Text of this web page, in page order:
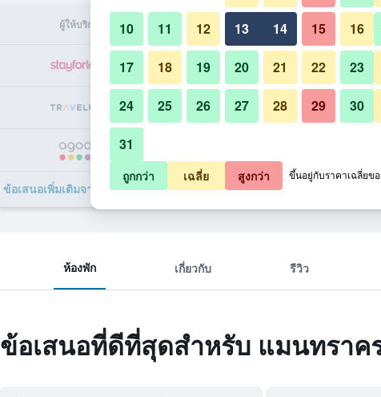
ผู้ให้บริการ ทั้งหมด (ต่อคืน)
฿3,241 เช็คดีล
฿4,992 เช็คดีล
ข้อเสนอเพิ่มเติมจาก แมนทราคราวน์ทาวเวอร์ 7 รายการ
ห้องพัก เกี่ยวกับ รีวิว
ข้อเสนอที่ดีที่สุดสำหรับ แมนทราค
10 11 12 13 14 15 16
17 18 19 20 21 22 23
24 25 26 27 28 29 30
31
ถูกกว่า เฉลี่ย สูงกว่า ขึ้นอยู่กับราคาเฉลี่ยข